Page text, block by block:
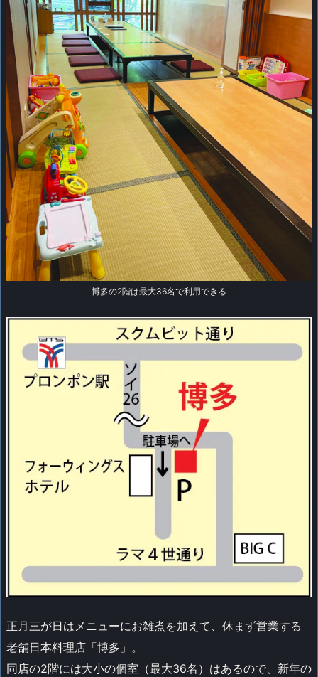
博多の2階は最大36名で利用できる
正月三が日はメニューにお雑煮を加えて、休まず営業する
老舗日本料理店「博多」。
同店の2階には大小の個室（最大36名）はあるので、新年の